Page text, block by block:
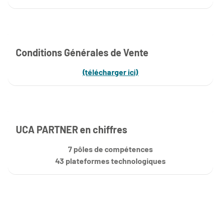
Conditions Générales de Vente
(télécharger ici)
UCA PARTNER en chiffres
7 pôles de compétences
43 plateformes technologiques